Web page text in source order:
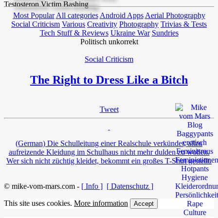
Most Popular All categories Android Apps Aerial Photography
Social Criticism Various Creativity Photography Trivias & Tests
Tech Stuff & Reviews Ukraine War Sundries
Politisch unkorrekt
Social Criticism
The Right to Dress Like a Bitch
Tweet
(German) Die Schulleitung einer Realschule verkündet, allzu
aufreizende Kleidung im Schulhaus nicht mehr dulden zu wollen.
Wer sich nicht züchtig kleidet, bekommt ein großes T-Shirt gestellt.
© mike-vom-mars.com - [ Info ] [ Datenschutz ]
This site uses cookies. More information Accept